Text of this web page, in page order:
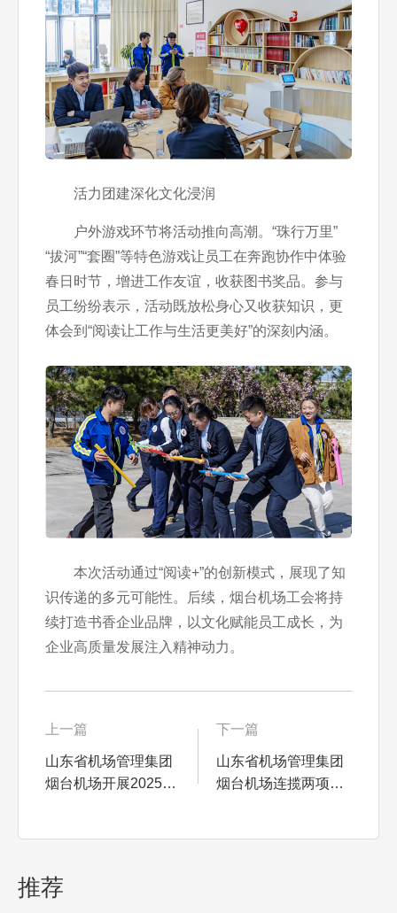
活力团建深化文化浸润
户外游戏环节将活动推向高潮。“珠行万里”
“拔河”“套圈”等特色游戏让员工在奔跑协作中体验
春日时节，增进工作友谊，收获图书奖品。参与
员工纷纷表示，活动既放松身心又收获知识，更
体会到“阅读让工作与生活更美好”的深刻内涵。
本次活动通过“阅读+”的创新模式，展现了知
识传递的多元可能性。后续，烟台机场工会将持
续打造书香企业品牌，以文化赋能员工成长，为
企业高质量发展注入精神动力。
上一篇
山东省机场管理集团
烟台机场开展2025年
下一篇
山东省机场管理集团
烟台机场连揽两项重
推荐